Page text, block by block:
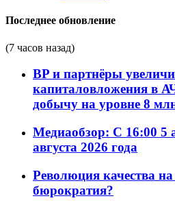
Последнее обновление
(7 часов назад)
BP и партнёры
капиталовложения в
добычу на уровне 8
Медиаобзор: С 16:00 5
августа 2026 года
Революция качества
бюрократия?